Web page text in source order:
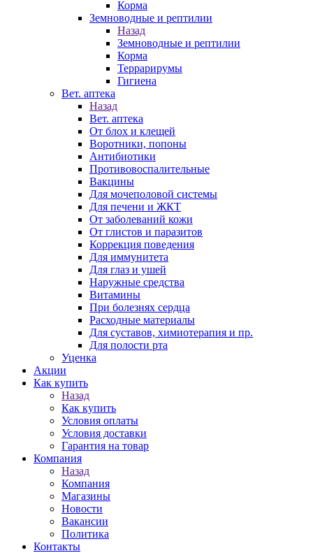
Корма
Земноводные и рептилии
Назад
Земноводные и рептилии
Корма
Террарирумы
Гигиена
Вет. аптека
Назад
Вет. аптека
От блох и клещей
Воротники, попоны
Антибиотики
Противовоспалительные
Вакцины
Для мочеполовой системы
Для печени и ЖКТ
От заболеваний кожи
От глистов и паразитов
Коррекция поведения
Для иммунитета
Для глаз и ушей
Наружные средства
Витамины
При болезнях сердца
Расходные материалы
Для суставов, химиотерапия и пр.
Для полости рта
Уценка
Акции
Как купить
Назад
Как купить
Условия оплаты
Условия доставки
Гарантия на товар
Компания
Назад
Компания
Магазины
Новости
Вакансии
Политика
Контакты